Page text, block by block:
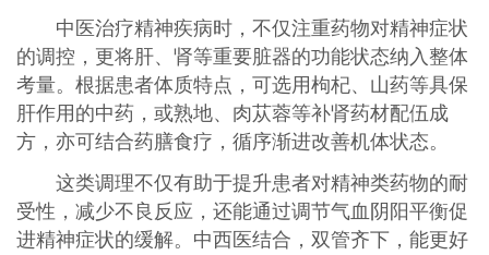
中医治疗精神疾病时，不仅注重药物对精神症状
的调控，更将肝、肾等重要脏器的功能状态纳入整体
考量。根据患者体质特点，可选用枸杞、山药等具保
肝作用的中药，或熟地、肉苁蓉等补肾药材配伍成
方，亦可结合药膳食疗，循序渐进改善机体状态。
这类调理不仅有助于提升患者对精神类药物的耐
受性，减少不良反应，还能通过调节气血阴阳平衡促
进精神症状的缓解。中西医结合，双管齐下，能更好